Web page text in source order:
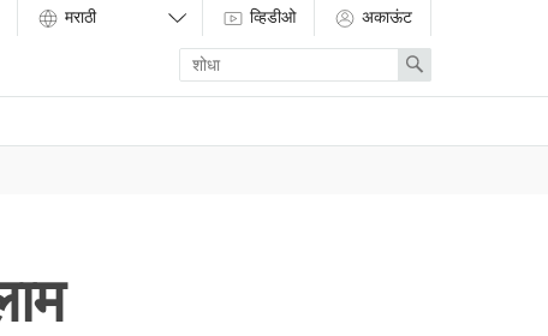
व्हिडीओ अकाऊंट
Enter
search
term
Search